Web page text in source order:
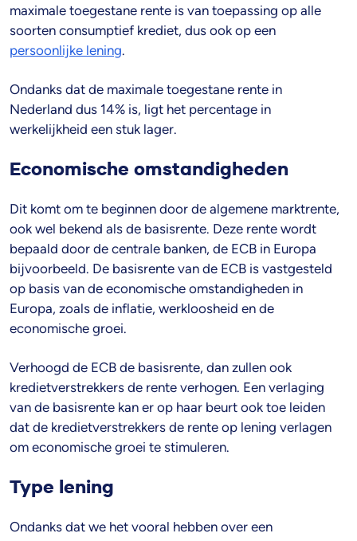
maximale toegestane rente is van toepassing op alle
soorten consumptief krediet, dus ook op een
persoonlijke lening.
Ondanks dat de maximale toegestane rente in
Nederland dus 14% is, ligt het percentage in
werkelijkheid een stuk lager.
Economische omstandigheden
Dit komt om te beginnen door de algemene marktrente,
ook wel bekend als de basisrente. Deze rente wordt
bepaald door de centrale banken, de ECB in Europa
bijvoorbeeld. De basisrente van de ECB is vastgesteld
op basis van de economische omstandigheden in
Europa, zoals de inflatie, werkloosheid en de
economische groei.
Verhoogd de ECB de basisrente, dan zullen ook
kredietverstrekkers de rente verhogen. Een verlaging
van de basisrente kan er op haar beurt ook toe leiden
dat de kredietverstrekkers de rente op lening verlagen
om economische groei te stimuleren.
Type lening
Ondanks dat we het vooral hebben over een